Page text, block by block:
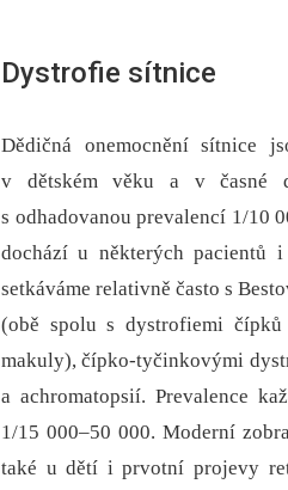
Dystrofie sítnice
Dědičná onemocnění sítnice
v dětském věku a v časné
s odhadovanou prevalencí 1/10
dochází u některých pacientů
setkáváme relativně často s
(obě spolu s dystrofiemi
makuly), čípko-tyčinkovými
a achromatopsií. Prevalence
1/15 000–50 000. Moderní
také u dětí i prvotní projevy